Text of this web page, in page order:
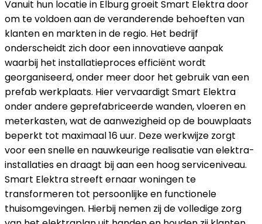
Vanuit hun locatie in Elburg groeit Smart Elektra door
om te voldoen aan de veranderende behoeften van
klanten en markten in de regio. Het bedrijf
onderscheidt zich door een innovatieve aanpak
waarbij het installatieproces efficiënt wordt
georganiseerd, onder meer door het gebruik van een
prefab werkplaats. Hier vervaardigt Smart Elektra
onder andere geprefabriceerde wanden, vloeren en
meterkasten, wat de aanwezigheid op de bouwplaats
beperkt tot maximaal 16 uur. Deze werkwijze zorgt
voor een snelle en nauwkeurige realisatie van elektra-
installaties en draagt bij aan een hoog serviceniveau.
Smart Elektra streeft ernaar woningen te
transformeren tot persoonlijke en functionele
thuisomgevingen. Hierbij nemen zij de volledige zorg